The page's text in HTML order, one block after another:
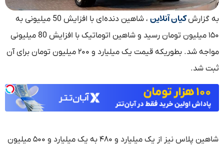
به گزارشکیان آنلاین
، شاهین دنده‌ای با افزایش 50 میلیونی به
۱۵۰ میلیون تومان رسید و شاهین اتوماتیک با افزایش 80 میلیونی
مواجه شد. بطوریکه قیمت یک میلیارد و ۲۰۰ میلیون تومان برای آن
ثبت شد.
شاهین پلاس نیز از یک میلیارد و ۴۸۰ به یک میلیارد و ۵۰۰ میلیون